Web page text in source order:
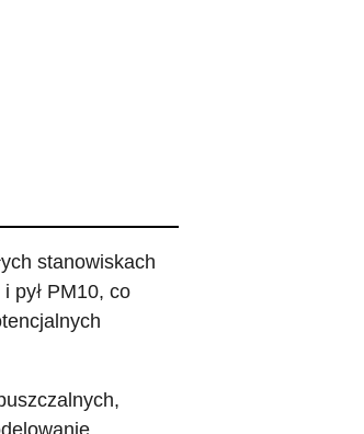
stanowiskach
pył PM10, co